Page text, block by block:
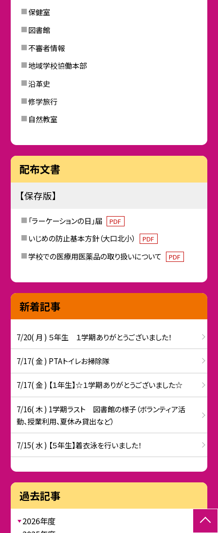
保健室
図書館
不審者情報
地域学校協働本部
沿革史
修学旅行
自然教室
配布文書
【保存版】
「ラーケーションの日」届 PDF
いじめの防止基本方針（大口北小） PDF
学校での医療用医薬品の取り扱いについて PDF
新着記事
7/20( 月 ) ５年生 １学期ありがとうございました！
7/17( 金 ) PTAトイレお掃除隊
7/17( 金 ) 【１年生】☆１学期ありがとうございました☆
7/16( 木 ) 1学期ラスト 図書館の様子（ボランティア活
動、授業利用、夏休み貸出など）
7/15( 水 ) 【５年生】着衣泳を行いました！
過去記事
2026年度